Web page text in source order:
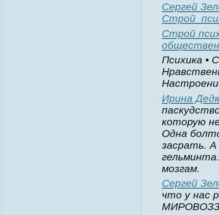
Сергей
Строй
Психика •
Ирина
которую
Одна
засрать.
мозгам.
Сергей
что у